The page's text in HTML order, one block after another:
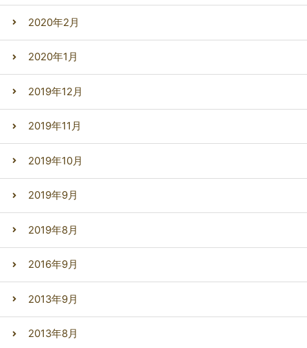
2020年2月
2020年1月
2019年12月
2019年11月
2019年10月
2019年9月
2019年8月
2016年9月
2013年9月
2013年8月